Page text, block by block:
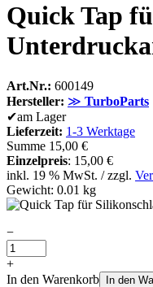
Quick Tap
Art.Nr.: 600149
Hersteller: ≫ TurboParts
✔am Lager
Lieferzeit: 1-3 Werktage
Summe 15,00 €
Einzelpreis: 15,00 €
inkl. 19 % MwSt. / zzgl.
Gewicht: 0.01 kg
−
+
In den Warenkorb
In den